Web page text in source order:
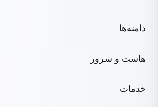
دامنه‌ها
هاست و سرور
خدمات